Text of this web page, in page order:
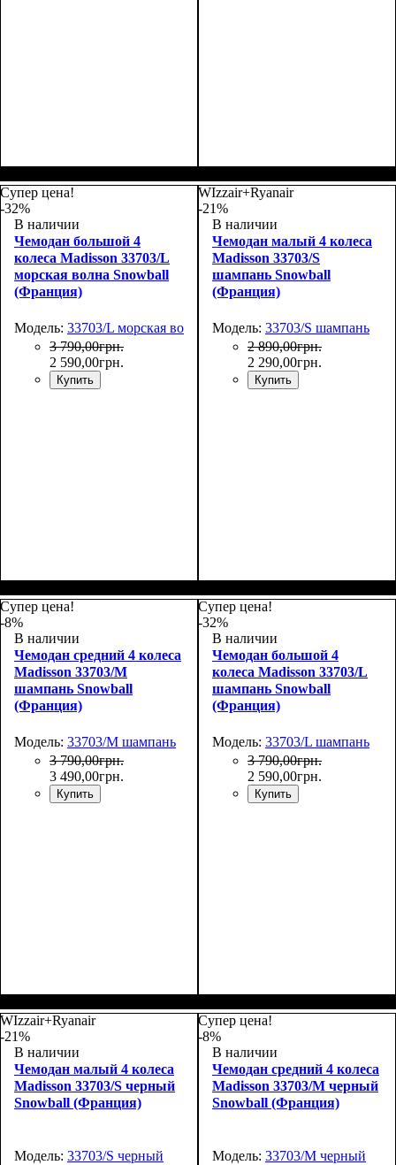
55х36х20
66х44х27
Супер цена!
-32%
В наличии
Чемодан большой 4
колеса Madisson 33703/L
морская волна Snowball
(Франция)
Модель: 33703/L морская волна
3 790,00грн.
2 590,00грн.
Купить
75х50х30
WIzzair+Ryanair
-21%
В наличии
Чемодан малый 4 колеса
Madisson 33703/S
шампань Snowball
(Франция)
Модель: 33703/S шампань
2 890,00грн.
2 290,00грн.
Купить
55х36х20
Супер цена!
-8%
В наличии
Чемодан средний 4 колеса
Madisson 33703/M
шампань Snowball
(Франция)
Модель: 33703/M шампань
3 790,00грн.
3 490,00грн.
Купить
66х44х27
Супер цена!
-32%
В наличии
Чемодан большой 4
колеса Madisson 33703/L
шампань Snowball
(Франция)
Модель: 33703/L шампань
3 790,00грн.
2 590,00грн.
Купить
75х50х30
WIzzair+Ryanair
-21%
В наличии
Чемодан малый 4 колеса
Madisson 33703/S черный
Snowball (Франция)
Модель: 33703/S черный
Супер цена!
-8%
В наличии
Чемодан средний 4 колеса
Madisson 33703/M черный
Snowball (Франция)
Модель: 33703/M черный